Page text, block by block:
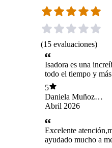
(15 evaluaciones)
Isadora es una
todo el tiempo y
de una manera
Mi proceso ha sido
5
Daniela Muñoz
Ortiz
Abril 2026
Excelente
ayudado mucho a